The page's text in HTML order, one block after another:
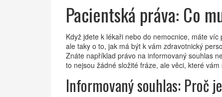
Pacientská práva: Co
Když jdete k lékaři nebo do nemocnice, máte
ale taky o to, jak má být k vám zdravotnický
Znáte například právo na informovaný souhlas
to nejsou žádné složité fráze, ale věci, které
Informovaný souhlas: Proč